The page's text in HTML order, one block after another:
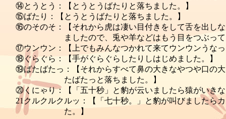
⑭とうとう：【とうとうばたりと落ちました。】
⑮ばたり：【とうとうばたりと落ちました。】
⑯のそのそ：【それから虎は凄い目付きをして舌を出し
ましたので、兎や羊などはもう目をつぶって
⑰ウンウン：【上でもみんなつかれて来てウンウンうな
⑱ぐらぐら：【手がぐらぐらしたりしはじめました。】
⑲ばたばたっ：【それからすべて鼻の大きなやつや口の
たばたっと落ちました。】
⑳くにゃり：【「五十秒」と豹が云いましたら猿がいき
21クルクルクルッ：【「七十秒。」と豹が叫びましたら
た。】